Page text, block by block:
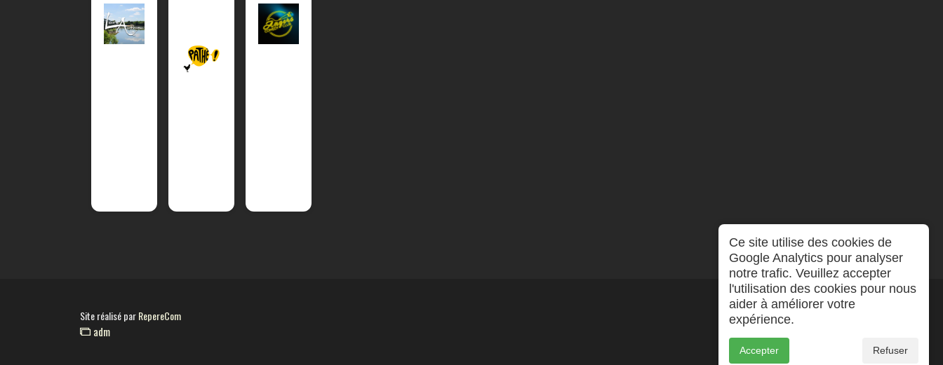
Site réalisé parRepereCom
adm
Ce site utilise des cookies de
Google Analytics pour analyser
notre trafic. Veuillez accepter
l'utilisation des cookies pour nous
aider à améliorer votre
expérience.
Accepter Refuser